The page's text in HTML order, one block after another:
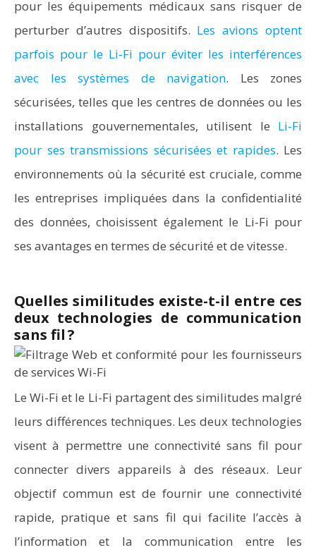
pour les équipements médicaux sans risquer de
perturber d’autres dispositifs. Les avions optent
parfois pour le Li-Fi pour éviter les interférences
avec les systèmes de navigation. Les zones
sécurisées, telles que les centres de données ou les
installations gouvernementales, utilisent le Li-Fi
pour ses transmissions sécurisées et rapides. Les
environnements où la sécurité est cruciale, comme
les entreprises impliquées dans la confidentialité
des données, choisissent également le Li-Fi pour
ses avantages en termes de sécurité et de vitesse.
Quelles similitudes existe-t-il entre ces
deux technologies de communication
sans fil ?
Le Wi-Fi et le Li-Fi partagent des similitudes malgré
leurs différences techniques. Les deux technologies
visent à permettre une connectivité sans fil pour
connecter divers appareils à des réseaux. Leur
objectif commun est de fournir une connectivité
rapide, pratique et sans fil qui facilite l’accès à
l’information et la communication entre les